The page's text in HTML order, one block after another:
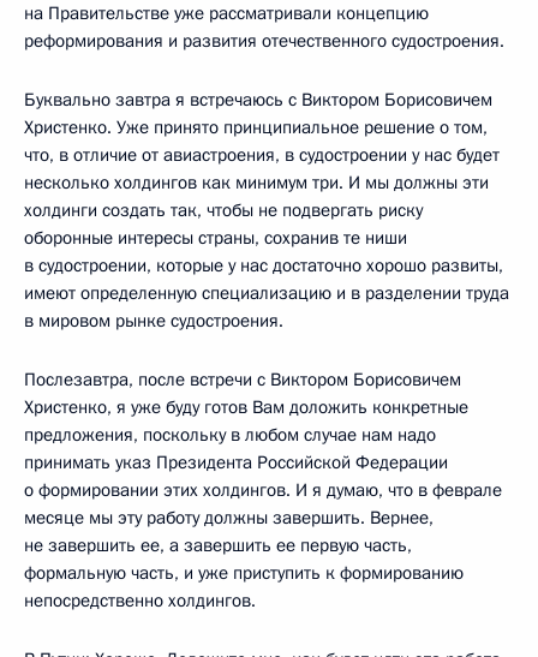
на Правительстве уже рассматривали концепцию
реформирования и развития отечественного судостроения.
Буквально завтра я встречаюсь с Виктором Борисовичем
Христенко. Уже принято принципиальное решение о том,
что, в отличие от авиастроения, в судостроении у нас будет
несколько холдингов как минимум три. И мы должны эти
холдинги создать так, чтобы не подвергать риску
оборонные интересы страны, сохранив те ниши
в судостроении, которые у нас достаточно хорошо развиты,
имеют определенную специализацию и в разделении труда
в мировом рынке судостроения.
Послезавтра, после встречи с Виктором Борисовичем
Христенко, я уже буду готов Вам доложить конкретные
предложения, поскольку в любом случае нам надо
принимать указ Президента Российской Федерации
о формировании этих холдингов. И я думаю, что в феврале
месяце мы эту работу должны завершить. Вернее,
не завершить ее, а завершить ее первую часть,
формальную часть, и уже приступить к формированию
непосредственно холдингов.